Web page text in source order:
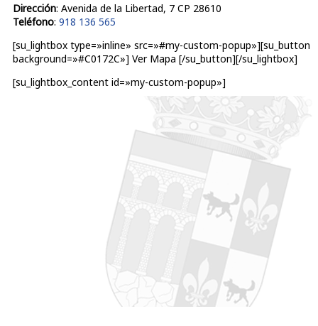
Dirección: Avenida de la Libertad, 7 CP 28610
Teléfono: 918 136 565
[su_lightbox type=»inline» src=»#my-custom-popup»][su_button
background=»#C0172C»] Ver Mapa [/su_button][/su_lightbox]
[su_lightbox_content id=»my-custom-popup»]